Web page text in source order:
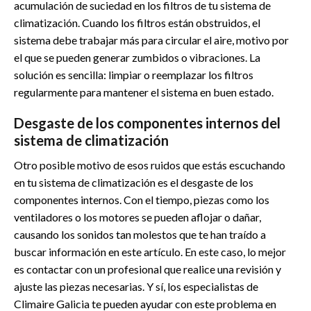
acumulación de suciedad en los filtros de tu sistema de
climatización. Cuando los filtros están obstruidos, el
sistema debe trabajar más para circular el aire, motivo por
el que se pueden generar zumbidos o vibraciones. La
solución es sencilla: limpiar o reemplazar los filtros
regularmente para mantener el sistema en buen estado.
Desgaste de los componentes internos del
sistema de climatización
Otro posible motivo de esos ruidos que estás escuchando
en tu sistema de climatización es el desgaste de los
componentes internos. Con el tiempo, piezas como los
ventiladores o los motores se pueden aflojar o dañar,
causando los sonidos tan molestos que te han traído a
buscar información en este artículo. En este caso, lo mejor
es contactar con un profesional que realice una revisión y
ajuste las piezas necesarias. Y sí, los especialistas de
Climaire Galicia te pueden ayudar con este problema en